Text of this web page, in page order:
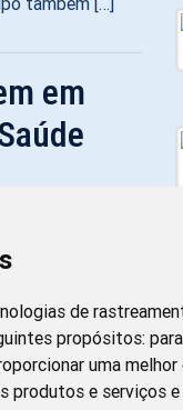
de
propósitos:
uma
produtos e serviços
em
uma
de
Enfermagem